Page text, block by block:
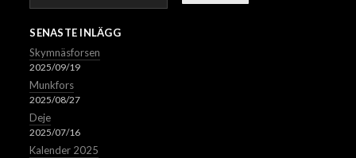
SENASTE INLÄGG
Skymnäsforsen
2025/09/19
Munkfors
2025/08/27
Deje
2025/07/16
Kalender 2025